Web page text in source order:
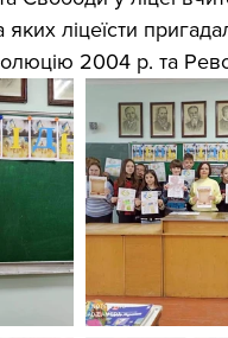
ліцеїсти
2004 р. та